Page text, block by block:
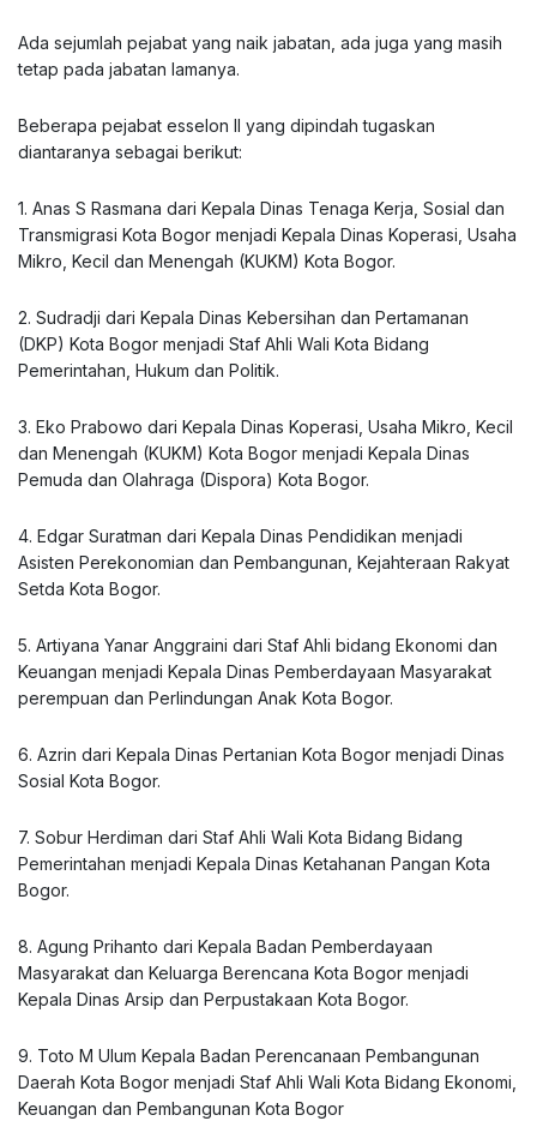
Ada sejumlah pejabat yang naik jabatan, ada juga yang masih
tetap pada jabatan lamanya.
Beberapa pejabat esselon II yang dipindah tugaskan
diantaranya sebagai berikut:
1. Anas S Rasmana dari Kepala Dinas Tenaga Kerja, Sosial dan
Transmigrasi Kota Bogor menjadi Kepala Dinas Koperasi, Usaha
Mikro, Kecil dan Menengah (KUKM) Kota Bogor.
2. Sudradji dari Kepala Dinas Kebersihan dan Pertamanan
(DKP) Kota Bogor menjadi Staf Ahli Wali Kota Bidang
Pemerintahan, Hukum dan Politik.
3. Eko Prabowo dari Kepala Dinas Koperasi, Usaha Mikro, Kecil
dan Menengah (KUKM) Kota Bogor menjadi Kepala Dinas
Pemuda dan Olahraga (Dispora) Kota Bogor.
4. Edgar Suratman dari Kepala Dinas Pendidikan menjadi
Asisten Perekonomian dan Pembangunan, Kejahteraan Rakyat
Setda Kota Bogor.
5. Artiyana Yanar Anggraini dari Staf Ahli bidang Ekonomi dan
Keuangan menjadi Kepala Dinas Pemberdayaan Masyarakat
perempuan dan Perlindungan Anak Kota Bogor.
6. Azrin dari Kepala Dinas Pertanian Kota Bogor menjadi Dinas
Sosial Kota Bogor.
7. Sobur Herdiman dari Staf Ahli Wali Kota Bidang Bidang
Pemerintahan menjadi Kepala Dinas Ketahanan Pangan Kota
Bogor.
8. Agung Prihanto dari Kepala Badan Pemberdayaan
Masyarakat dan Keluarga Berencana Kota Bogor menjadi
Kepala Dinas Arsip dan Perpustakaan Kota Bogor.
9. Toto M Ulum Kepala Badan Perencanaan Pembangunan
Daerah Kota Bogor menjadi Staf Ahli Wali Kota Bidang Ekonomi,
Keuangan dan Pembangunan Kota Bogor